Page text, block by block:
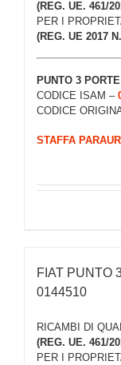
(REG. UE. 461/
PER I
(REG. UE 2017
PUNTO 3 PORTE
CODICE ISAM –
CODICE
STAFFA
FIAT PUNTO
0144510
RICAMBI DI
(REG. UE. 461/
PER I